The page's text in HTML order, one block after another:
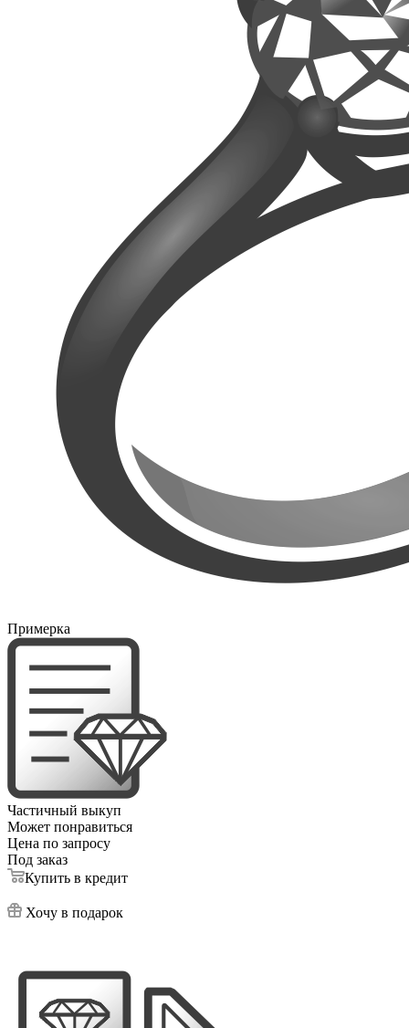
Примерка
Частичный выкуп
Может понравиться
Цена по запросу
Под заказ
Купить в кредит
Хочу в подарок